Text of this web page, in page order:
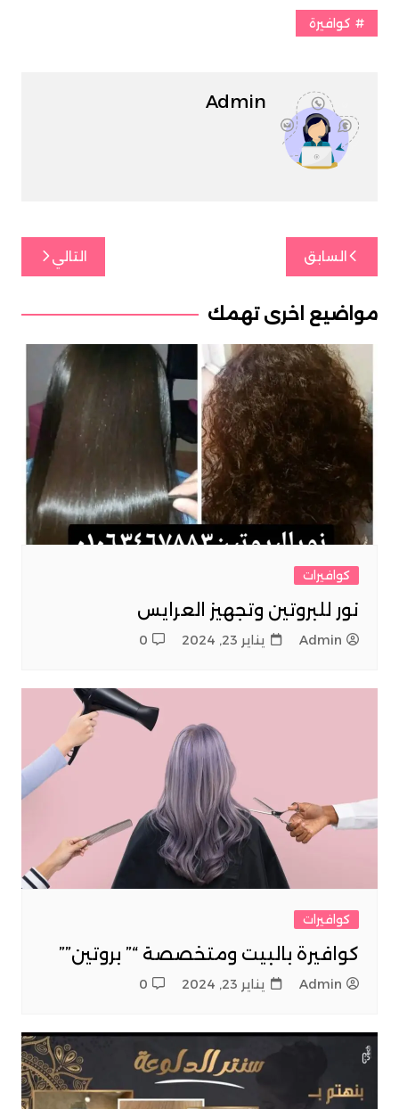
كوافيرة
Admin
تصفّح
المقالات
السابق التالي
مواضيع اخري تهمك
كوافيرات
نور للبروتين وتجهيز العرايس
Admin يناير 23, 2024 0
كوافيرات
كوافيرة بالبيت ومتخصصة “” بروتين””
Admin يناير 23, 2024 0